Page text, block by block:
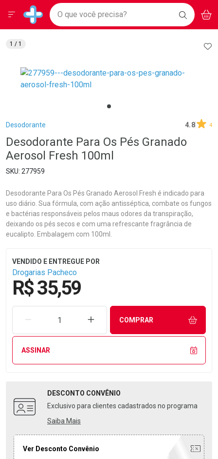
Drogarias Pacheco
Baixe nosso APP e aproveite Ofertas Exclusivas!
BAIXE
O APP
Ir direto para a home
pela página
Ir direto para o conteúdo
Ir direto para a busca
Ir direto para a conta
Ir direto para a notificações
Ir direto para o carrinho
Ir direto para o menu
Faça a sua busca
O que você precisa? BUSCAR
Menu
Breadcrumb
Desodorante 4.8 4
Desodorante Para Os Pés Granado
Aerosol Fresh 100ml
277959
Desodorante Para Os Pés Granado Aerosol Fresh é indicado para
uso diário. Sua fórmula, com ação antisséptica, combate os fungos
e bactérias responsáveis pelos maus odores da transpiração,
deixando os pés secos e com uma refrescante fragrância de
eucalipto. Embalagem com 100ml.
Drogarias Pacheco
R$ 35,59
REMOVER UMA UNIDADEAUMENTAR UMA UNIDADE
COMPRAR
ASSINAR
DESCONTO CONVÊNIO
Exclusivo para clientes cadastrados no programa
Saiba Mais
Ver Desconto Convênio
1 / 1